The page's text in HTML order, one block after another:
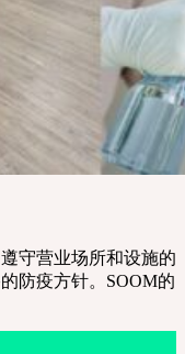
守营业场所和设施的
防疫方针。SOOM的